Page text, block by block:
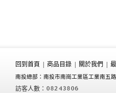
回到首頁 商品目錄 關於我們
南投總部：南投市南崗工業區工業南五
訪客人數：